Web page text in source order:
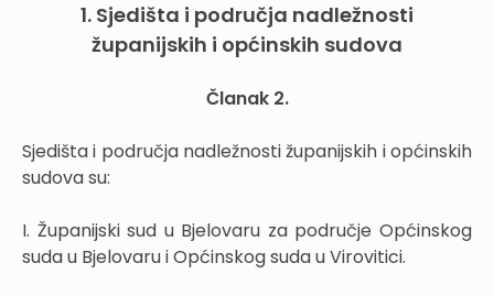
1. Sjedišta i područja nadležnosti
županijskih i općinskih sudova
Članak 2.
Sjedišta i područja nadležnosti županijskih i općinskih
sudova su:
I. Županijski sud u Bjelovaru za područje Općinskog
suda u Bjelovaru i Općinskog suda u Virovitici.